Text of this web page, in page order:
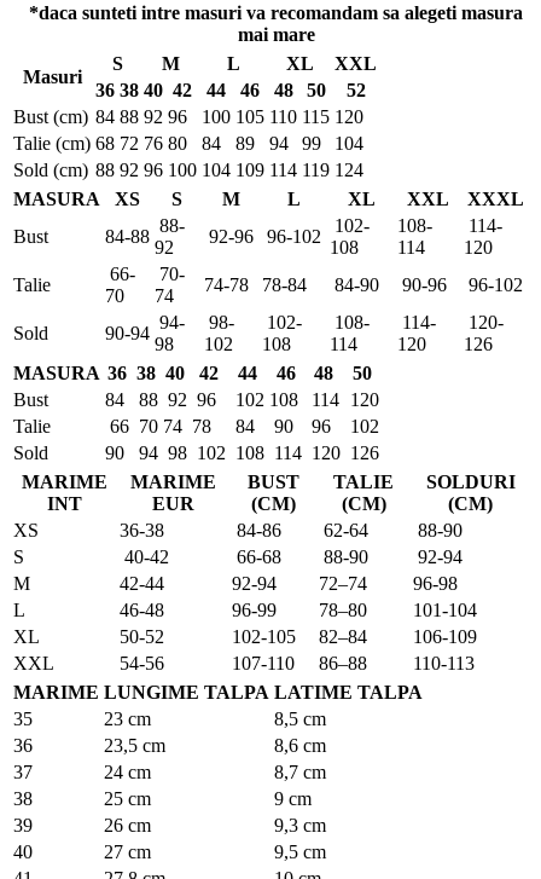
*daca sunteti intre masuri va recomandam sa alegeti masura
mai mare
Masuri
S M L XL
XXL
36 38 40 42 44 46 48 50
52
Bust (cm) 84 88 92 96 100 105 110 115 120
Talie (cm) 68 72 76 80 84 89 94 99
104
Sold (cm) 88 92 96 100 104 109 114 119 124
MASURA
XS S M L XL XXL
XXXL
Bust
84-88
88-
92
92-96 96-102
102-
108
108-
114
114-
120
Talie
66-
70
70-
74
74-78 78-84 84-90 90-96 96-102
Sold 90-94
94-
98
98-
102
102-
108
108-
114
114-
120
120-
126
MASURA 36 38 40 42 44 46 48
50
Bust
84 88 92 96 102 108 114 120
Talie
66 70 74 78 84 90 96
102
Sold
90 94 98 102 108 114 120 126
MARIME
INT
MARIME
EUR
BUST
(CM)
TALIE
(CM)
SOLDURI
(CM)
XS
36-38 84-86 62-64
88-90
S
40-42 66-68 88-90
92-94
M
42-44 92-94 72–74
96-98
L
46-48 96-99 78–80
101-104
XL
50-52 102-105 82–84
106-109
XXL
54-56 107-110 86–88
110-113
MARIME LUNGIME TALPA LATIME TALPA
35
23 cm
8,5 cm
36
23,5 cm
8,6 cm
37
24 cm
8,7 cm
38
25 cm
9 cm
39
26 cm
9,3 cm
40
27 cm
9,5 cm